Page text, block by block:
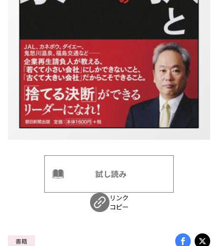
試し読み
リンク
コピー
書籍